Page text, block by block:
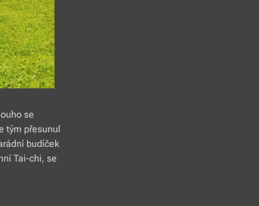
se
tým přesunul
budíček
Tai-chi, se